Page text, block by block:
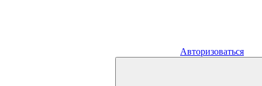
Авторизоваться